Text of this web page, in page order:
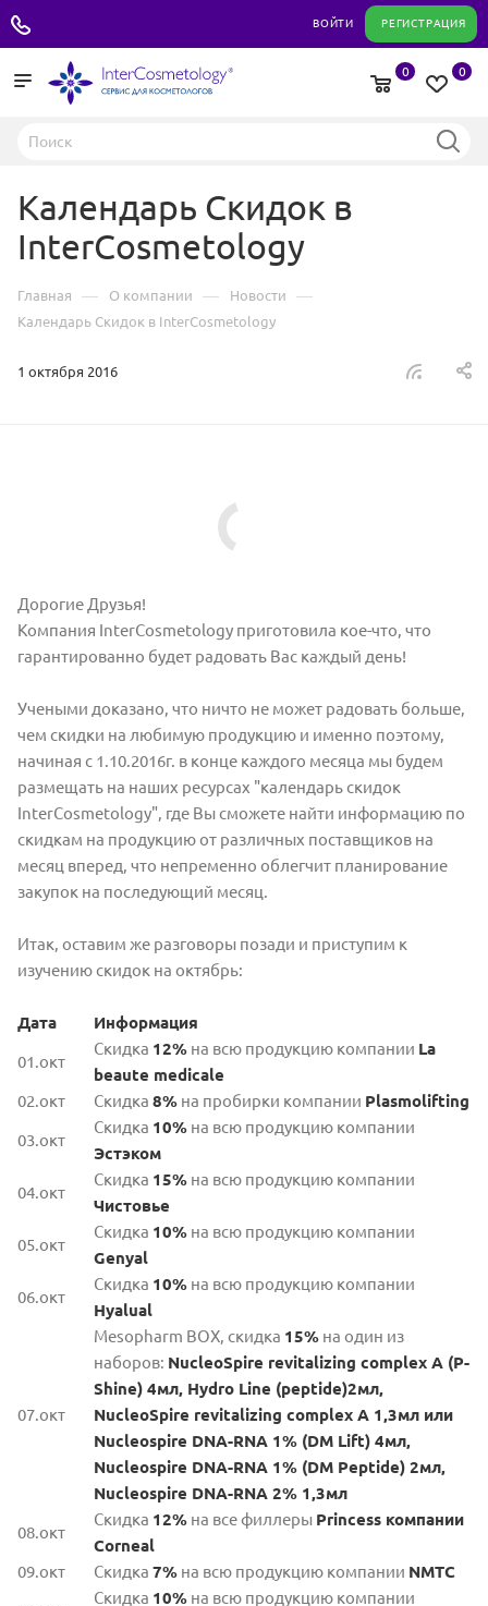
ВОЙТИ РЕГИСТРАЦИЯ
0
0
Календарь Скидок в
InterCosmetology
Главная — О компании — Новости —
Календарь Скидок в InterCosmetology
1 октября 2016
Дорогие Друзья!
Компания InterCosmetology приготовила кое-что, что
гарантированно будет радовать Вас каждый день!
Учеными доказано, что ничто не может радовать больше,
чем скидки на любимую продукцию и именно поэтому,
начиная с 1.10.2016г. в конце каждого месяца мы будем
размещать на наших ресурсах "календарь скидок
InterCosmetology", где Вы сможете найти информацию по
скидкам на продукцию от различных поставщиков на
месяц вперед, что непременно облегчит планирование
закупок на последующий месяц.
Итак, оставим же разговоры позади и приступим к
изучению скидок на октябрь:
Дата Информация
01.окт
Скидка 12% на всю продукцию компании La
beaute medicale
02.окт
Скидка 8% на пробирки компании Plasmolifting
03.окт
Скидка 10% на всю продукцию компании
Эстэком
04.окт
Скидка 15% на всю продукцию компании
Чистовье
05.окт
Скидка 10% на всю продукцию компании
Genyal
06.окт
Скидка 10% на всю продукцию компании
Hyalual
07.окт
Mesopharm BOX, скидка 15% на один из
наборов: NucleoSpire revitalizing complex A (P-
Shine) 4мл, Hydro Line (peptide)2мл,
NucleoSpire revitalizing complex A 1,3мл или
Nucleospire DNA-RNA 1% (DM Lift) 4мл,
Nucleospire DNA-RNA 1% (DM Peptide) 2мл,
Nucleospire DNA-RNA 2% 1,3мл
08.окт
Скидка 12% на все филлеры Princess компании
Corneal
09.окт
Скидка 7% на всю продукцию компании NMTC
Скидка 10% на всю продукцию компании